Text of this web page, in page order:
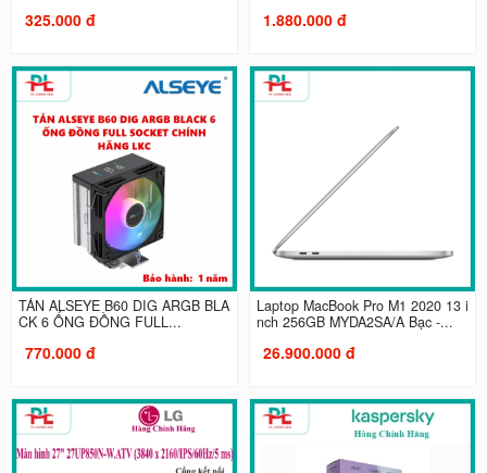
325.000 đ 1.880.000 đ
TẢN ALSEYE B60 DIG ARGB BLA
CK 6 ỐNG ĐỒNG FULL...
770.000 đ
Laptop MacBook Pro M1 2020 13 i
nch 256GB MYDA2SA/A Bạc -...
26.900.000 đ